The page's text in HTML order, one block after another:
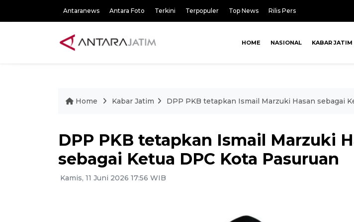
Antaranews Antara Foto Terkini Terpopuler Top News Rilis Pers
HOME NASIONAL KABAR JATIM
Home Kabar Jatim DPP PKB tetapkan Ismail Marzuki Hasan sebagai
DPP PKB tetapkan Ismail Marzuki
sebagai Ketua DPC Kota Pasuruan
Kamis, 11 Juni 2026 17:56 WIB